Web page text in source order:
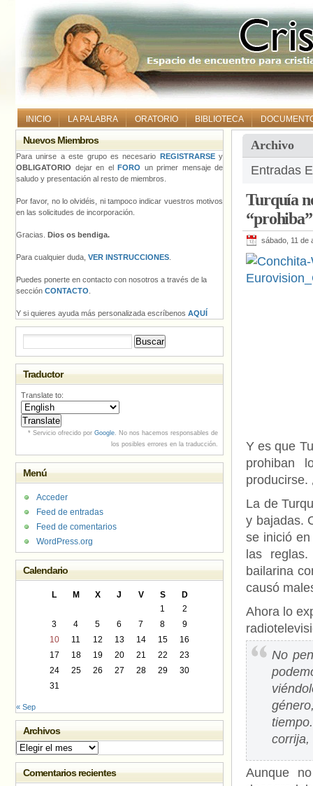
INICIO LA PALABRA ORATORIO BIBLIOTECA
Archivo
Entradas
Turquía
sábado, 11 de
Y es que
prohiban
producirse.
La de
y bajadas.
se inició
las
bailarina
causó
Ahora lo
No
corrija,
Aunque
Nuevos Miembros
Para unirse a este grupo es necesario REGISTRARSEy
OBLIGATORIO dejar en el FORO un primer mensaje de
saludo y presentación al resto de miembros.
Por favor, no lo olvidéis, ni tampoco indicar vuestros motivos
en las solicitudes de incorporación.
Gracias. Dios os bendiga.
Para cualquier duda, VER INSTRUCCIONES
Puedes ponerte en contacto con nosotros a través de la
sección CONTACTO
Y si quieres ayuda más personalizada escríbenos AQUÍ
Traductor
Translate to:
* Servicio ofrecido por Google. No nos hacemos responsables de
los posibles errores en la traducción.
Menú
Acceder
Feed de entradas
Feed de comentarios
WordPress.org
Calendario
L M X J V S
D
1
2
3
4 5 6 7 8
9
10
11 12 13 14 15
16
17
18 19 20 21 22
23
24
25 26 27 28 29
30
31
« Sep
Archivos
Archivos
Comentarios recientes